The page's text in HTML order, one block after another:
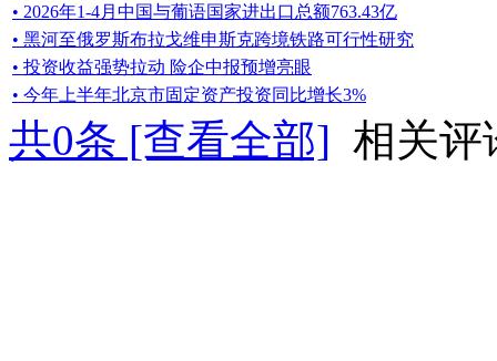
• 2026年1-4月中国与葡语国家进出口总额763.43亿
• 黑河至俄罗斯布拉戈维申斯克跨境铁路可行性研究
• 投资收益强势拉动 险企中报预增亮眼
• 今年上半年北京市固定资产投资同比增长3%
共0条 [查看全部] 相关评